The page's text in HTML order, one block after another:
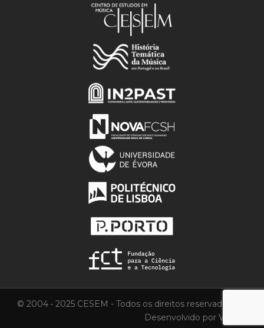
© 2004 • 2025 CESEM - Todos os direitos reservados.
Desenvolvido por Vortica